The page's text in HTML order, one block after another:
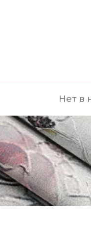
Нет в